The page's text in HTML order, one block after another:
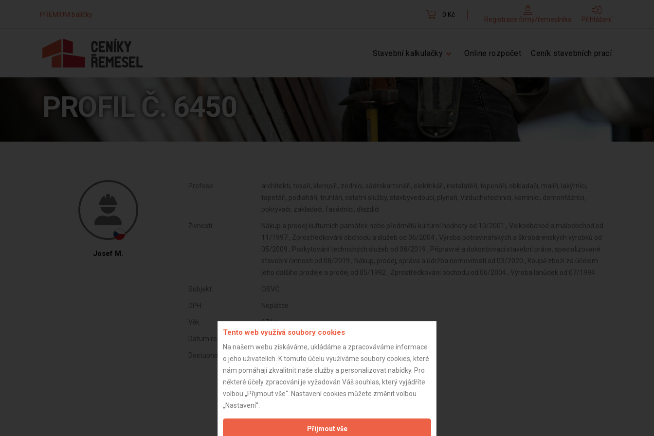
PREMIUM balíčky 0 Kč
Registrace firmy/řemeslníka Přihlášení
Stavební kalkulačky Online rozpočet Ceník stavebních prací
PROFIL Č. 6450
Josef M.
Profese:
architekti, tesaři, klempíři, zedníci, sádrokartonáři, elektrikáři, instalatéři, topenáři, obkladači, malíři, lakýrníci,
tapetáři, podlaháři, truhláři, ostatní služby, stavbyvedoucí, plynaři, Vzduchotechnici, kominíci, demontážníci,
pokrývači, zakladači, fasádníci, dlaždiči
Živnosti:
Nákup a prodej kulturních památek nebo předmětů kulturní hodnoty od 10/2001 , Velkoobchod a maloobchod od
11/1997 , Zprostředkování obchodu a služeb od 06/2004 , Výroba potravinářských a škrobárenských výrobků od
05/2009 , Poskytování technických služeb od 08/2019 , Přípravné a dokončovací stavební práce, specializované
stavební činnosti od 08/2019 , Nákup, prodej, správa a údržba nemovitostí od 03/2020 , Koupě zboží za účelem
jeho dalšího prodeje a prodej od 05/1992 , Zprostředkování obchodu od 06/2004 , Výroba lahůdek od 07/1994
Subjekt: OSVČ
DPH: Neplátce
Věk: 67 let
Datum registrace: 11.6.2023
Dostupnost:
Tento web využívá soubory cookies
Na našem webu získáváme, ukládáme a zpracováváme informace
o jeho uživatelích. K tomuto účelu využíváme soubory cookies, které
nám pomáhají zkvalitnit naše služby a personalizovat nabídky. Pro
některé účely zpracování je vyžadován Váš souhlas, který vyjádříte
volbou „Přijmout vše“. Nastavení cookies můžete změnit volbou
„Nastavení“.
Přijmout vše